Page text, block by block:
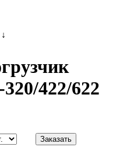
↓
422/622